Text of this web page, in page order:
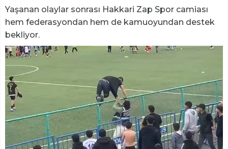
Yaşanan olaylar sonrası Hakkari Zap Spor camiası
hem federasyondan hem de kamuoyundan destek
bekliyor.